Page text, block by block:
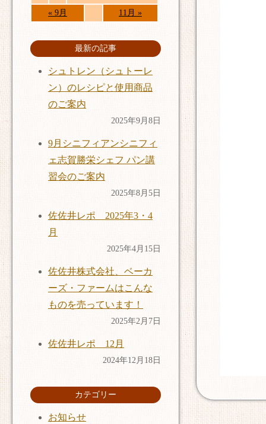
« 9月 11月 »
最新の記事
シュトレン（シュトーレ
ン）のレシピと使用商品
のご案内
2025年9月8日
9月シニフィアンシニフィ
ェ志賀勝栄シェフ パン講
習会のご案内
2025年8月5日
佐佐井レポ 2025年3・4
月
2025年4月15日
佐佐井株式会社、ベーカ
ーズ・ファームはこんな
ものを売っています！
2025年2月7日
佐佐井レポ 12月
2024年12月18日
カテゴリー
お知らせ